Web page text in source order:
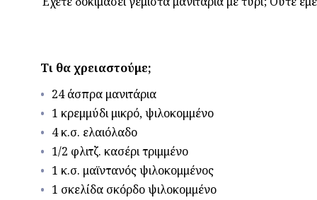
Τι θα χρειαστούμε;
24 άσπρα μανιτάρια
1 κρεμμύδι μικρό, ψιλοκομμένο
4 κ.σ. ελαιόλαδο
1/2 φλιτζ. κασέρι τριμμένο
1 κ.σ. μαϊντανός ψιλοκομμένος
1 σκελίδα σκόρδο ψιλοκομμένο